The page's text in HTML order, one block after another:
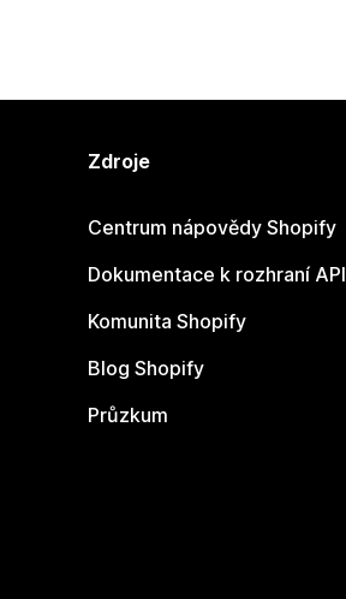
Zdroje
Centrum nápovědy Shopify
Dokumentace k rozhraní API
Komunita Shopify
Blog Shopify
Průzkum